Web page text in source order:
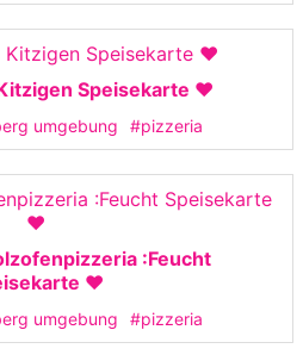
Speisekarte ❤️
umgebung #pizzeria
:Feucht
❤️
umgebung #pizzeria